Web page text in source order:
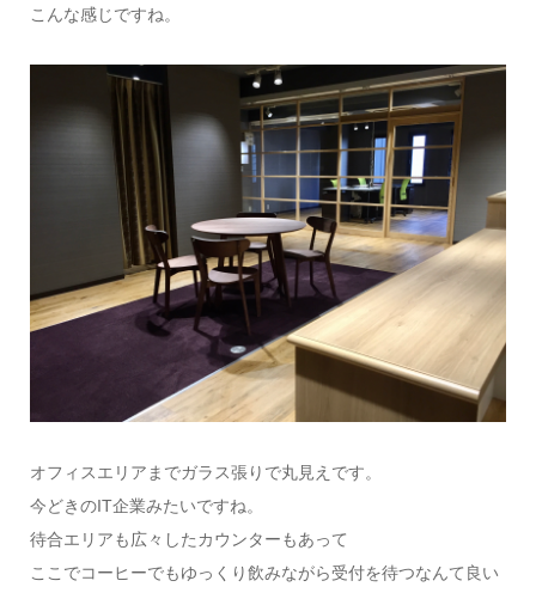
こんな感じですね。
オフィスエリアまでガラス張りで丸見えです。
今どきのIT企業みたいですね。
待合エリアも広々したカウンターもあって
ここでコーヒーでもゆっくり飲みながら受付を待つなんて良い